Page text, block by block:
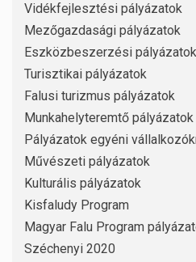
Vidékfejlesztési pályázatok
Mezőgazdasági pályázatok
Eszközbeszerzési pályázatok
Turisztikai pályázatok
Falusi turizmus pályázatok
Munkahelyteremtő pályázatok
Pályázatok egyéni
Művészeti pályázatok
Kulturális pályázatok
Kisfaludy Program
Magyar Falu Program
Széchenyi 2020